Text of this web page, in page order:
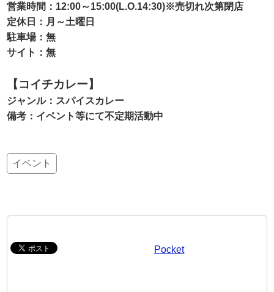
営業時間：12:00～15:00(L.O.14:30)※売切れ次第閉店
定休日：月～土曜日
駐車場：無
サイト：無
【コイチカレー】
ジャンル：スパイスカレー
備考：イベント等にて不定期活動中
イベント
Pocket